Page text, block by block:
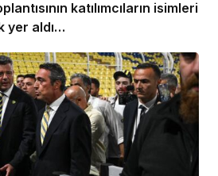
katılımcıların isimleri
yer aldı…